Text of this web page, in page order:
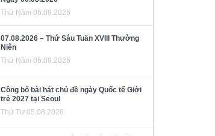
Thứ Năm 06.08.2026
07.08.2026 – Thứ Sáu Tuần XVIII Thường
Niên
Thứ Năm 06.08.2026
Công bố bài hát chủ đề ngày Quốc tế Giới
trẻ 2027 tại Seoul
Thứ Tư 05.08.2026